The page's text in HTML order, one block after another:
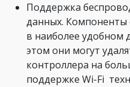
Поддержка
данных. Компоненты
в наиболее удобном
этом они могут
контроллера на
поддержке Wi-Fi